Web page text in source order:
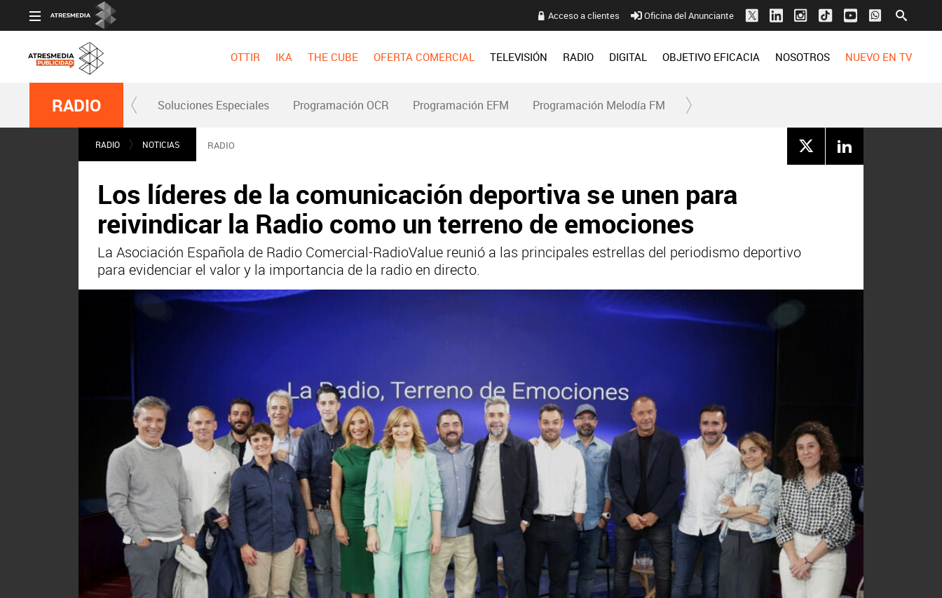
Acceso a clientes Oficina del Anunciante
OTTIR IKA THE CUBE OFERTA COMERCIAL TELEVISIÓN RADIO DIGITAL OBJETIVO EFICACIA NOSOTROS NUEVO EN TV
RADIO Soluciones Especiales Programación OCR Programación EFM Programación Melodía FM
RADIO NOTICIAS RADIO
Los líderes de la comunicación deportiva se unen para
reivindicar la Radio como un terreno de emociones
La Asociación Española de Radio Comercial-RadioValue reunió a las principales estrellas del periodismo deportivo
para evidenciar el valor y la importancia de la radio en directo.